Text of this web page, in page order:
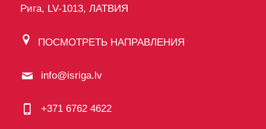
Рига, LV-1013, ЛАТВИЯ
ПОСМОТРЕТЬ НАПРАВЛЕНИЯ
info@isriga.lv
+371 6762 4622